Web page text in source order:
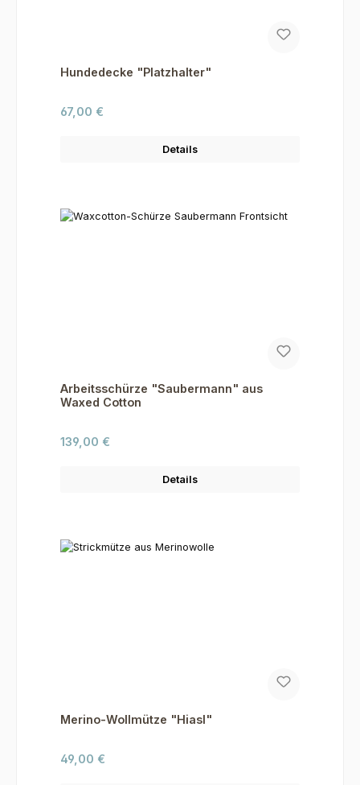
Hundedecke "Platzhalter"
Regulärer Preis:
67,00 €
Details
Arbeitsschürze "Saubermann" aus
Waxed Cotton
Regulärer Preis:
139,00 €
Details
Merino-Wollmütze "Hiasl"
Regulärer Preis:
49,00 €